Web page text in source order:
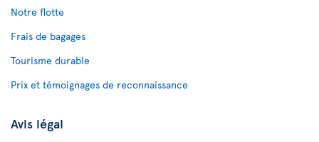
Notre flotte
Frais de bagages
Tourisme durable
Prix et témoignages de reconnaissance
Avis légal